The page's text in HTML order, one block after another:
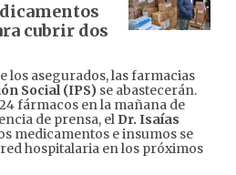
cubrir dos
los asegurados, las farmacias
Social (IPS) se abastecerán.
fármacos en la mañana de
de prensa, el Dr. Isaías
medicamentos e insumos se
hospitalaria en los próximos